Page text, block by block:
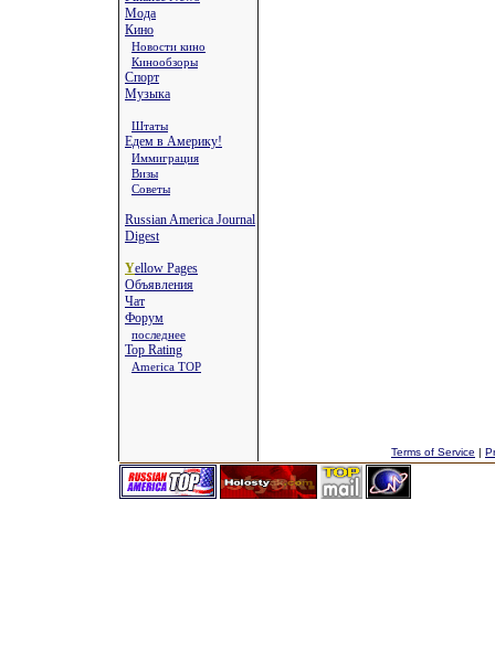
Мода
Кино
Новости кино
Кинообзоры
Спорт
Музыка
Штаты
Едем в Америку!
Иммиграция
Визы
Советы
Russian America Journal
Digest
Yellow Pages
Объявления
Чат
Форум
последнее
Top Rating
America TOP
Terms of Service |